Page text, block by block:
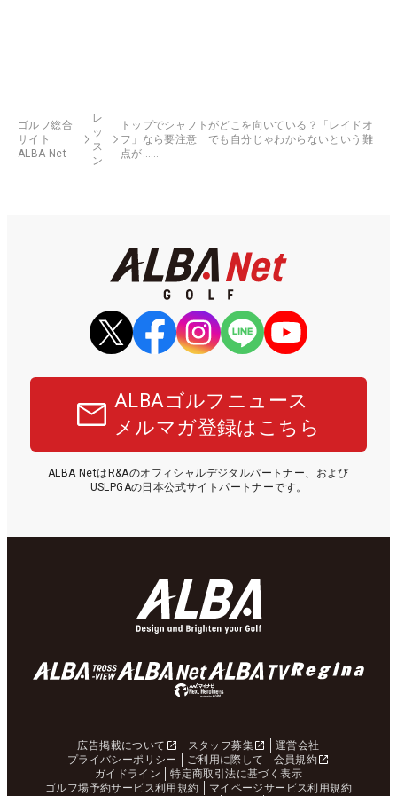
ゴルフ総合
サイト
ALBA Net
レ
ッ
ス
ン
トップでシャフトがどこを向いている？「レイドオ
フ」なら要注意 でも自分じゃわからないという難
点が……
ALBAゴルフニュース
メルマガ登録はこちら
ALBA NetはR&Aのオフィシャルデジタルパートナー、および
USLPGAの日本公式サイトパートナーです。
広告掲載について スタッフ募集
運営会社
プライバシーポリシー
ご利用に際して
会員規約
ガイドライン
特定商取引法に基づく表示
ゴルフ場予約サービス利用規約
マイページサービス利用規約